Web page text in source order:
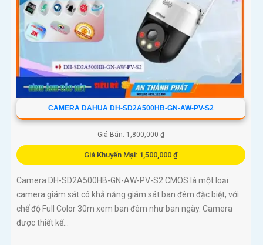
CAMERA DAHUA DH-SD2A500HB-GN-AW-PV-S2
Giá Bán: 1,800,000 ₫
Giá Khuyến Mại: 1,500,000 ₫
Camera DH-SD2A500HB-GN-AW-PV-S2 CMOS là một loại
camera giám sát có khả năng giám sát ban đêm đặc biệt, với
chế độ Full Color 30m xem ban đêm như ban ngày. Camera
được thiết kế...